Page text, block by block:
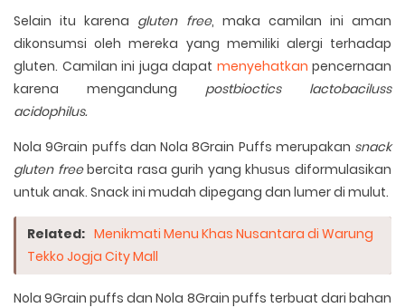
Selain itu karena gluten free, maka camilan ini aman
dikonsumsi oleh mereka yang memiliki alergi terhadap
gluten. Camilan ini juga dapat menyehatkan pencernaan
karena mengandung postbioctics lactobaciluss
acidophilus.
Nola 9Grain puffs dan Nola 8Grain Puffs merupakan snack
gluten freebercita rasa gurih yang khusus diformulasikan
untuk anak. Snack ini mudah dipegang dan lumer di mulut.
Related: Menikmati Menu Khas Nusantara di Warung
Tekko Jogja City Mall
Nola 9Grain puffs dan Nola 8Grain puffs terbuat dari bahan